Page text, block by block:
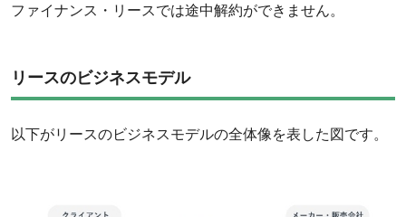
‌ファイナンス・リースでは途中解約ができません。
リースのビジネスモデル
以下がリースのビジネスモデルの全体像を表した図です。